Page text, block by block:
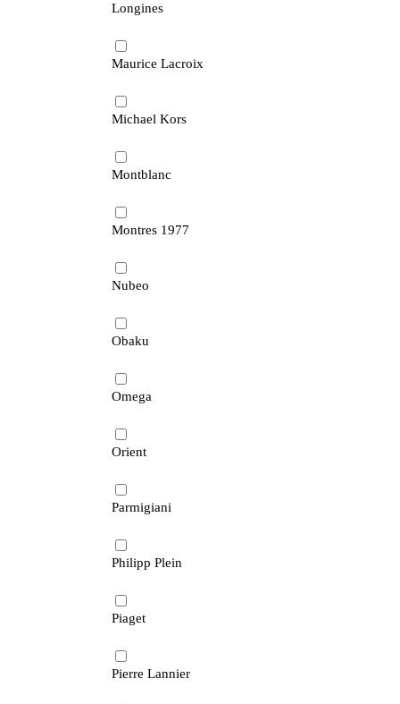
Longines
Maurice Lacroix
Michael Kors
Montblanc
Montres 1977
Nubeo
Obaku
Omega
Orient
Parmigiani
Philipp Plein
Piaget
Pierre Lannier